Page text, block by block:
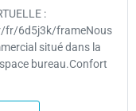
:
fr/6d5j3k/frameNous
situé dans la
bureau.Confort